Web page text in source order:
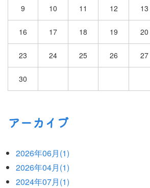
9 10 11 12 13
16 17 18 19 20
23 24 25 26 27
30
アーカイブ
2026年06月(1)
2026年04月(1)
2024年07月(1)